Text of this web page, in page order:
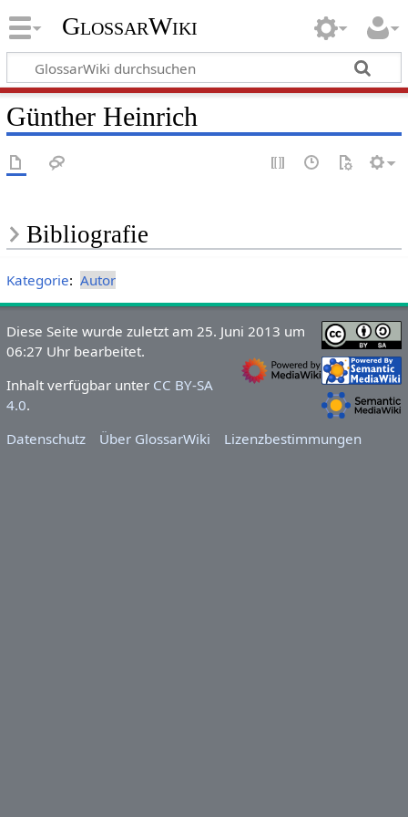
GlossarWiki
Günther Heinrich
Bibliografie
Kategorie: Autor
Diese Seite wurde zuletzt am 25. Juni 2013 um
06:27 Uhr bearbeitet.
Inhalt verfügbar unter CC BY-SA
4.0.
Datenschutz
Über GlossarWiki Lizenzbestimmungen